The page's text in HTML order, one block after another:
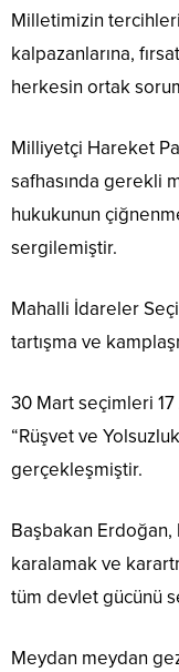
Milletimizin
kalpazanlarına,
herkesin ortak
Milliyetçi Hareket
safhasında gerekli
hukukunun
sergilemiştir.
Mahalli İdareler
tartışma ve
30 Mart seçimleri
“Rüşvet ve
gerçekleşmiştir.
Başbakan Erdoğan,
karalamak ve
tüm devlet gücünü
Meydan meydan